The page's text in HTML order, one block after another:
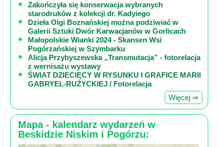
Zakończyła się konserwacja wybranych
starodruków z kolekcji dr. Kadyiego
Dzieła Olgi Boznańskiej można podziwiać w
Galerii Sztuki Dwór Karwacjanów w Gorlicach
Małopolskie Wianki 2024 - Skansen Wsi
Pogórzańskiej w Szymbarku
Alicja Przybyszewska „Transmutacja” - fotorelacja
z wernisażu wystawy
ŚWIAT DZIECIĘCY W RYSUNKU I GRAFICE MARII
GABRYEL-RUŻYCKIEJ / Fotorelacja
Więcej ⇒
Mapa - kalendarz wydarzeń w
Beskidzie Niskim i Pogórzu: